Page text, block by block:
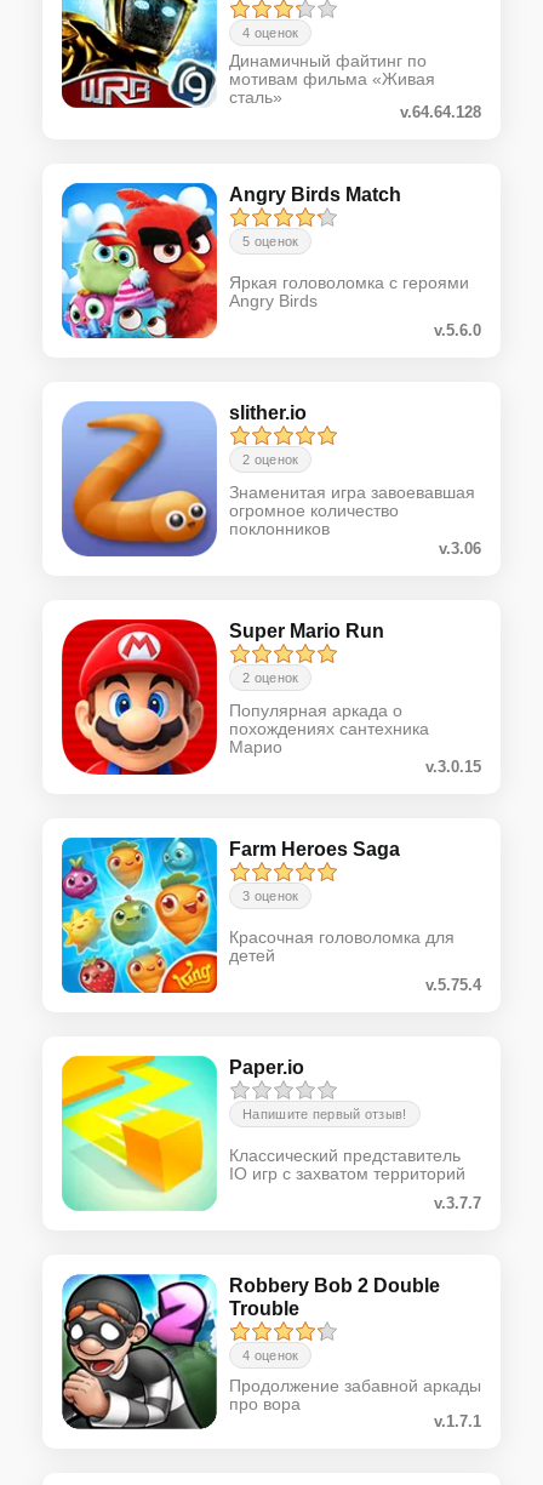
4 оценок
Динамичный файтинг по
мотивам фильма «Живая
сталь»
v.64.64.128
Angry Birds Match
5 оценок
Яркая головоломка с героями
Angry Birds
v.5.6.0
slither.io
2 оценок
Знаменитая игра завоевавшая
огромное количество
поклонников
v.3.06
Super Mario Run
2 оценок
Популярная аркада о
похождениях сантехника
Марио
v.3.0.15
Farm Heroes Saga
3 оценок
Красочная головоломка для
детей
v.5.75.4
Paper.io
Напишите первый отзыв!
Классический представитель
IO игр с захватом территорий
v.3.7.7
Robbery Bob 2 Double
Trouble
4 оценок
Продолжение забавной аркады
про вора
v.1.7.1